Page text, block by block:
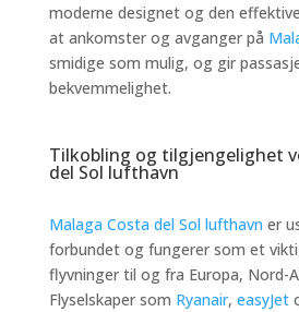
moderne designet og den
at ankomster og avganger på
smidige som mulig, og gir
bekvemmelighet.
Tilkobling og tilgjengelighet
del Sol lufthavn
Malaga Costa del Sol lufthavn er
forbundet og fungerer som et
flyvninger til og fra Europa, Nord-
Flyselskaper som Ryanair, easyJet